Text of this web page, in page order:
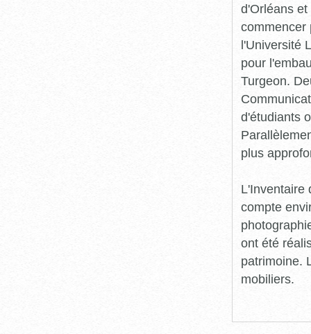
d'Orléans
commencer
l'Université
pour
Turgeon.
d'étudiants
plus
L'Inventaire
compte
ont été
patrimoine.
mobiliers.